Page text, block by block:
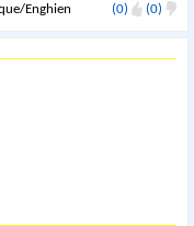
Enghien (0) (0)